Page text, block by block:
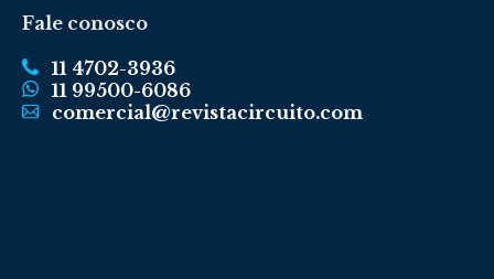
Fale conosco
11 4702-3936
11 99500-6086
comercial@revistacircuito.com